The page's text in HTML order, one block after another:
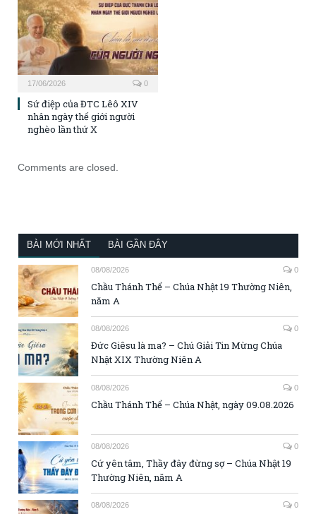
17/06/2026 0
Sứ điệp của ĐTC Lêô XIV
nhân ngày thế giới người
nghèo lần thứ X
Comments are closed.
BÀI MỚI NHẤT BÀI GẦN ĐÂY
08/08/2026 0
Chầu Thánh Thể – Chúa Nhật 19 Thường Niên,
năm A
08/08/2026 0
Đức Giêsu là ma? – Chú Giải Tin Mừng Chúa
Nhật XIX Thường Niên A
08/08/2026 0
Chầu Thánh Thể – Chúa Nhật, ngày 09.08.2026
08/08/2026 0
Cứ yên tâm, Thầy đây đừng sợ – Chúa Nhật 19
Thường Niên, năm A
08/08/2026 0